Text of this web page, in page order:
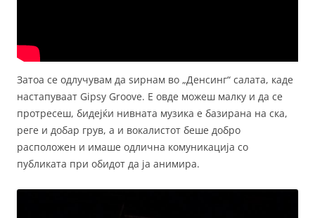
Затоа се одлучувам да ѕирнам во „Денсинг“ салата, каде
настапуваат Gipsy Groove. Е овде можеш малку и да се
протресеш, бидејќи нивната музика е базирана на ска,
реге и добар грув, а и вокалистот беше добро
расположен и имаше одлична комуникација со
публиката при обидот да ја анимира.